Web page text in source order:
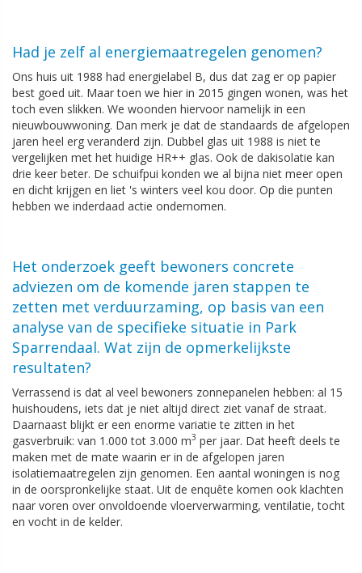
Had je zelf al energiemaatregelen genomen?
Ons huis uit 1988 had energielabel B, dus dat zag er op papier
best goed uit. Maar toen we hier in 2015 gingen wonen, was het
toch even slikken. We woonden hiervoor namelijk in een
nieuwbouwwoning. Dan merk je dat de standaards de afgelopen
jaren heel erg veranderd zijn. Dubbel glas uit 1988 is niet te
vergelijken met het huidige HR++ glas. Ook de dakisolatie kan
drie keer beter. De schuifpui konden we al bijna niet meer open
en dicht krijgen en liet 's winters veel kou door. Op die punten
hebben we inderdaad actie ondernomen.
Het onderzoek geeft bewoners concrete
adviezen om de komende jaren stappen te
zetten met verduurzaming, op basis van een
analyse van de specifieke situatie in Park
Sparrendaal. Wat zijn de opmerkelijkste
resultaten?
Verrassend is dat al veel bewoners zonnepanelen hebben: al 15
huishoudens, iets dat je niet altijd direct ziet vanaf de straat.
Daarnaast blijkt er een enorme variatie te zitten in het
gasverbruik: van 1.000 tot 3.000 m3 per jaar. Dat heeft deels te
maken met de mate waarin er in de afgelopen jaren
isolatiemaatregelen zijn genomen. Een aantal woningen is nog
in de oorspronkelijke staat. Uit de enquête komen ook klachten
naar voren over onvoldoende vloerverwarming, ventilatie, tocht
en vocht in de kelder.